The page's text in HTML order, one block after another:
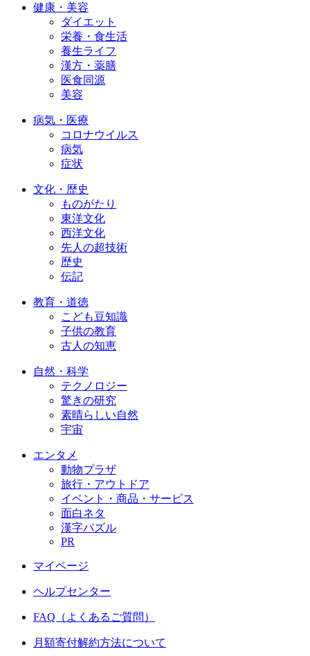
健康・美容
ダイエット
栄養・食生活
養生ライフ
漢方・薬膳
医食同源
美容
病気・医療
コロナウイルス
病気
症状
文化・歴史
ものがたり
東洋文化
西洋文化
先人の超技術
歴史
伝記
教育・道徳
こども豆知識
子供の教育
古人の知恵
自然・科学
テクノロジー
驚きの研究
素晴らしい自然
宇宙
エンタメ
動物プラザ
旅行・アウトドア
イベント・商品・サービス
面白ネタ
漢字パズル
PR
マイページ
ヘルプセンター
FAQ（よくあるご質問）
月額寄付解約方法について